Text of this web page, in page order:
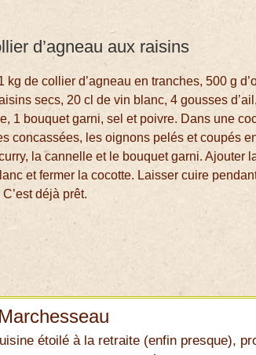
d’agneau aux raisins
kg de collier d’agneau en tranches, 500 g
secs, 20 cl de vin blanc, 4 gousses
1 bouquet garni, sel et poivre. Dans une
concassées, les oignons pelés et coupés
la cannelle et le bouquet garni. Ajouter
et fermer la cocotte. Laisser cuire
déjà prêt.
étoilé à la retraite (enfin presque),